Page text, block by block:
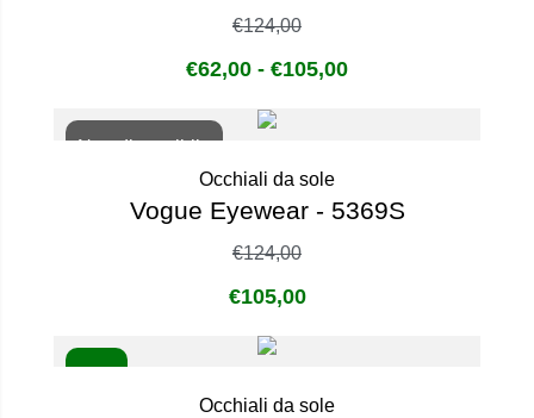
€124,00
€62,00 - €105,00
Non disponibile
Occhiali da sole
Vogue Eyewear - 5369S
€124,00
€105,00
Occhiali da sole